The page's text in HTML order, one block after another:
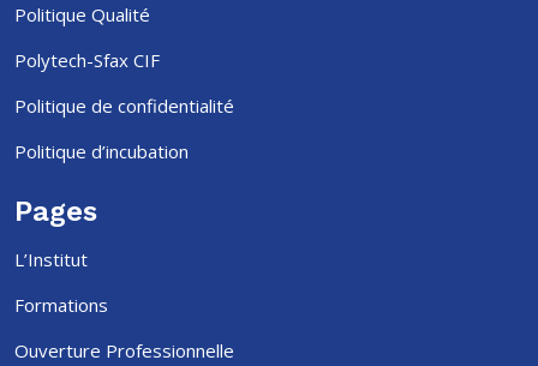
Politique Qualité
Polytech-Sfax CIF
Politique de confidentialité
Politique d’incubation
Pages
L’Institut
Formations
Ouverture Professionnelle